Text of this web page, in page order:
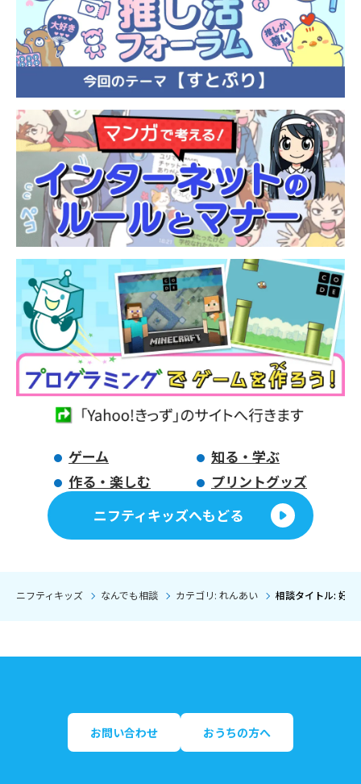
ゲーム
知る・学ぶ
作る・楽しむ
プリントグッズ
ニフティキッズへもどる
ニフティキッズ なんでも相談 カテゴリ: れんあい 相談タイトル: 好
お問い合わせ おうちの方へ